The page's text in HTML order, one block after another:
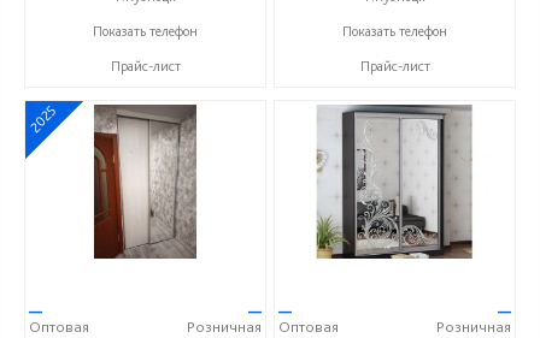
+7 (937) 423-36-37
Показать телефон
Прайс-лист
+7 (937) 423-36-37
Показать телефон
Прайс-лист
2025
—
Оптовая
—
Розничная
—
Оптовая
—
Розничная